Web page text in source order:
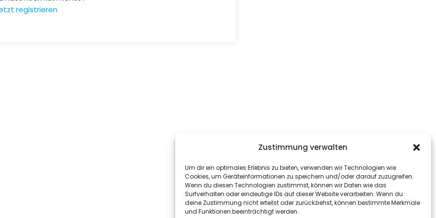
Zustimmung verwalten
Um dir ein optimales Erlebnis zu bieten, verwenden wir Technologien wie
Cookies, um Geräteinformationen zu speichern und/oder darauf zuzugreifen.
Wenn du diesen Technologien zustimmst, können wir Daten wie das
Surfverhalten oder eindeutige IDs auf dieser Website verarbeiten. Wenn du
deine Zustimmung nicht erteilst oder zurückziehst, können bestimmte Merkmale
und Funktionen beeinträchtigt werden.
registrieren